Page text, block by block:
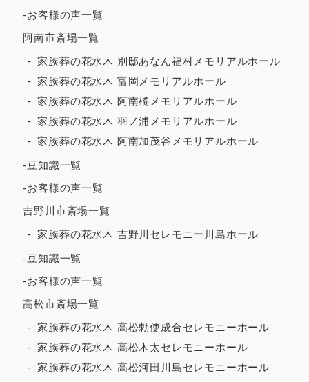
2023年2月
2023年1月
2022年12月
2022年7月
2022年5月
2022年4月
2022年3月
2022年2月
2021年12月
2021年11月
-お客様の声一覧
阿南市斎場一覧
家族葬の花水木 別邸あなん福村メモリアルホール
家族葬の花水木 富岡メモリアルホール
家族葬の花水木 阿南橘メモリアルホール
家族葬の花水木 羽ノ浦メモリアルホール
家族葬の花水木 阿南加茂谷メモリアルホール
-豆知識一覧
-お客様の声一覧
吉野川市斎場一覧
家族葬の花水木 吉野川セレモニー川島ホール
-豆知識一覧
-お客様の声一覧
高松市斎場一覧
家族葬の花水木 高松勅使成合セレモニーホール
家族葬の花水木 高松木太セレモニーホール
家族葬の花水木 高松河田川島セレモニーホール